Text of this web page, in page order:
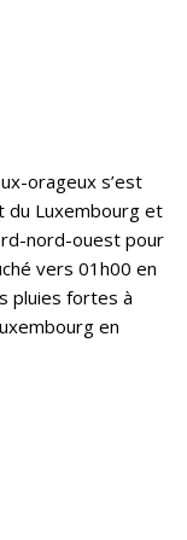
orageux s’est
du Luxembourg et
nord-ouest pour
vers 01h00 en
pluies fortes à
en